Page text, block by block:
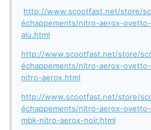
http://www.scootfast.net/store/
échappements/nitro-aerox-
alu.html
http://www.scootfast.net/store/
échappements/nitro-aerox-
nitro-aerox.html
http://www.scootfast.net/store/
échappements/nitro-aerox-
mbk-nitro-aerox-noir.html